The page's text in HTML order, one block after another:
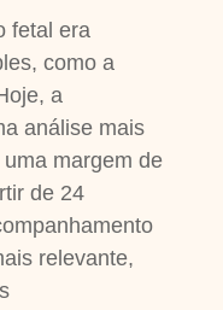
fetal era
como a
a
análise mais
margem de
de 24
relevante,